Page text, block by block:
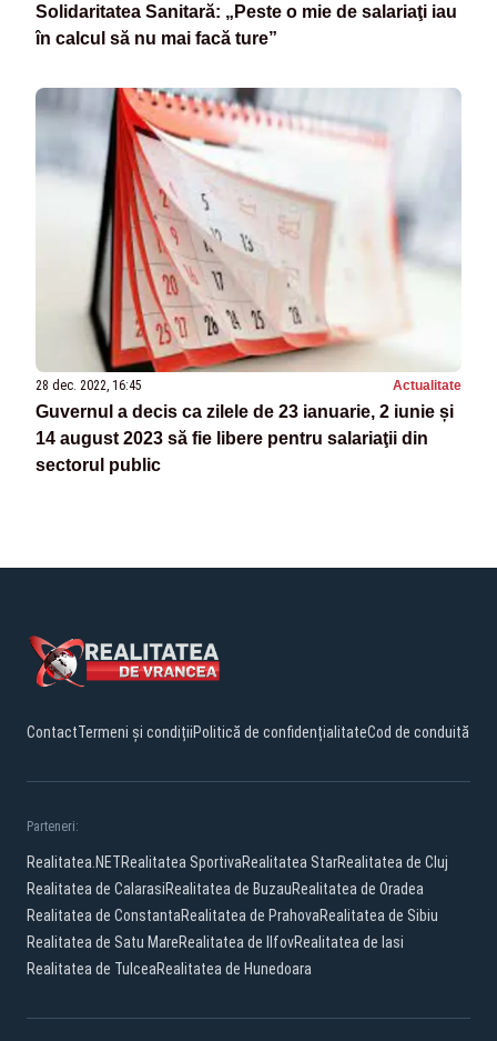
Solidaritatea Sanitară: „Peste o mie de salariaţi iau
în calcul să nu mai facă ture”
28 dec. 2022, 16:45 Actualitate
Guvernul a decis ca zilele de 23 ianuarie, 2 iunie și
14 august 2023 să fie libere pentru salariaţii din
sectorul public
ContactTermeni și condițiiPolitică de confidențialitateCod de conduită
Parteneri:
Realitatea.NETRealitatea SportivaRealitatea StarRealitatea de Cluj
Realitatea de CalarasiRealitatea de BuzauRealitatea de Oradea
Realitatea de ConstantaRealitatea de PrahovaRealitatea de Sibiu
Realitatea de Satu MareRealitatea de IlfovRealitatea de Iasi
Realitatea de TulceaRealitatea de Hunedoara